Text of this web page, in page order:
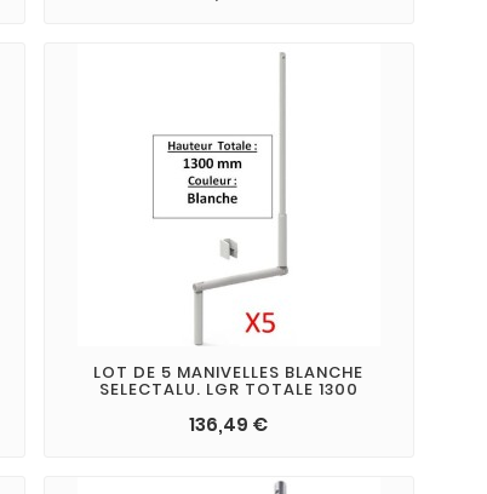
LOT DE 5 MANIVELLES BLANCHE
SELECTALU. LGR TOTALE 1300
136,49 €